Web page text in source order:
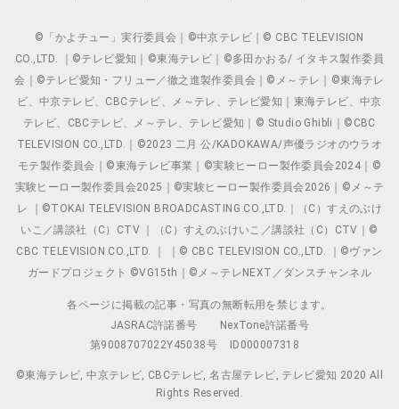
©「かよチュー」実行委員会｜©中京テレビ｜© CBC TELEVISION
CO.,LTD. ｜©テレビ愛知｜©東海テレビ｜©多田かおる/ イタキス製作委員
会｜©テレビ愛知・フリュー／徹之進製作委員会｜©メ～テレ｜©東海テレ
ビ、中京テレビ、CBCテレビ、メ～テレ、テレビ愛知｜東海テレビ、中京
テレビ、CBCテレビ、メ～テレ、テレビ愛知｜© Studio Ghibli｜©CBC
TELEVISION CO.,LTD.｜©2023 二月 公/KADOKAWA/声優ラジオのウラオ
モテ製作委員会｜©東海テレビ事業｜©実験ヒーロー製作委員会2024｜©
実験ヒーロー製作委員会2025｜©実験ヒーロー製作委員会2026｜©メ～テ
レ ｜©TOKAI TELEVISION BROADCASTING CO.,LTD.｜（C）すえのぶけ
いこ／講談社（C）CTV ｜（C）すえのぶけいこ／講談社（C）CTV｜©
CBC TELEVISION CO.,LTD. ｜ ｜© CBC TELEVISION CO.,LTD. ｜©ヴァン
ガードプロジェクト ©VG15th｜©メ～テレNEXT／ダンスチャンネル
各ページに掲載の記事・写真の無断転用を禁じます。
JASRAC許諾番号
NexTone許諾番号
第9008707022Y45038号
ID000007318
©東海テレビ, 中京テレビ, CBCテレビ, 名古屋テレビ, テレビ愛知 2020 All
Rights Reserved.